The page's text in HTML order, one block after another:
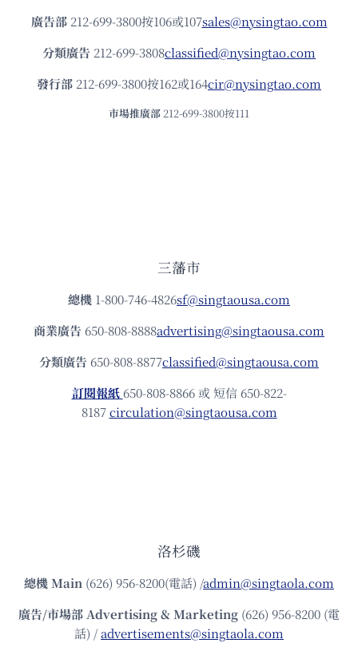
廣告部212-699-3800按106或107sales@nysingtao.com
分類廣告 212-699-3808classified@nysingtao.com
發⾏部 212-699-3800按162或164cir@nysingtao.com
市場推廣部 212-699-3800按111
三藩市
總機 1-800-746-4826sf@singtaousa.com
商業廣告 650-808-8888advertising@singtaousa.com
分類廣告 650-808-8877classified@singtaousa.com
訂閱報紙 650-808-8866 或 短信 650-822-
8187circulation@singtaousa.com
洛杉磯
總機Main (626) 956-8200(電話) /admin@singtaola.com
廣告/市場部Advertising & Marketing (626) 956-8200 (電
話) /advertisements@singtaola.com